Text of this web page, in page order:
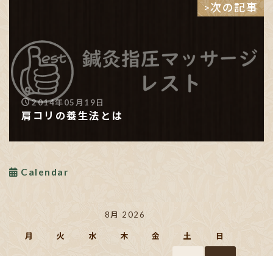
>次の記事
2014年05月19日
肩コリの養生法とは
Calendar
8月 2026
月 火 水 木 金 土 日